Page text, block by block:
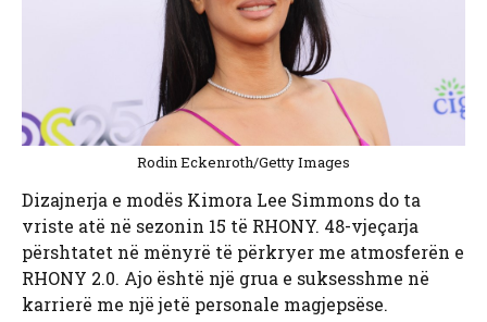
Rodin Eckenroth/Getty Images
Dizajnerja e modës Kimora Lee Simmons do ta
vriste atë në sezonin 15 të RHONY. 48-vjeçarja
përshtatet në mënyrë të përkryer me atmosferën e
RHONY 2.0. Ajo është një grua e suksesshme në
karrierë me një jetë personale magjepsëse.